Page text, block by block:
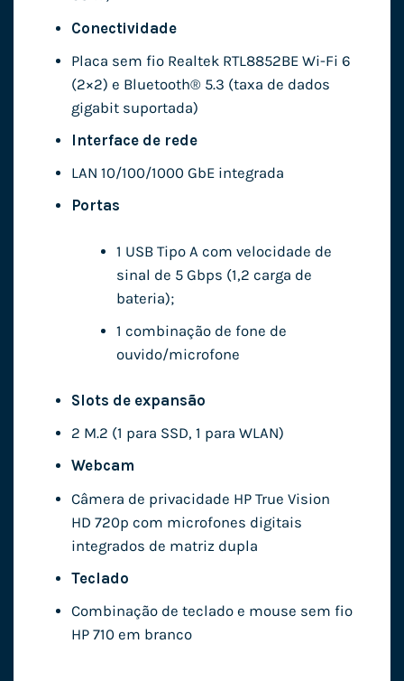
Conectividade
Placa sem fio Realtek RTL8852BE Wi-Fi 6
(2×2) e Bluetooth®️ 5.3 (taxa de dados
gigabit suportada)
Interface de rede
LAN 10/100/1000 GbE integrada
Portas
1 USB Tipo A com velocidade de
sinal de 5 Gbps (1,2 carga de
bateria);
1 combinação de fone de
ouvido/microfone
Slots de expansão
2 M.2 (1 para SSD, 1 para WLAN)
Webcam
Câmera de privacidade HP True Vision
HD 720p com microfones digitais
integrados de matriz dupla
Teclado
Combinação de teclado e mouse sem fio
HP 710 em branco